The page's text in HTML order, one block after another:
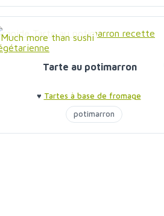
Much more than sushi
Tarte au potimarron
♥ Tartes à base de fromage
potimarron